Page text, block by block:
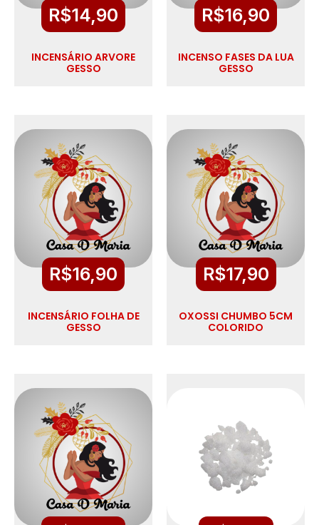
R$14,90
INCENSÁRIO ARVORE
GESSO
R$16,90
INCENSO FASES DA LUA
GESSO
R$16,90
INCENSÁRIO FOLHA DE
GESSO
R$17,90
OXOSSI CHUMBO 5CM
COLORIDO